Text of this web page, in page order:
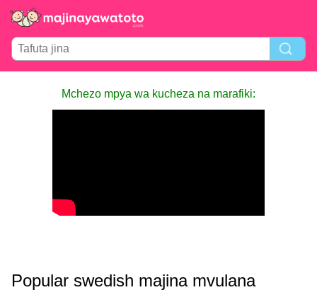
Mchezo mpya wa kucheza na marafiki:
Popular swedish majina mvulana